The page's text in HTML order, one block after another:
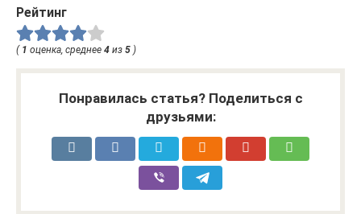
Рейтинг
( 1 оценка, среднее 4 из 5 )
Понравилась статья? Поделиться с
друзьями: